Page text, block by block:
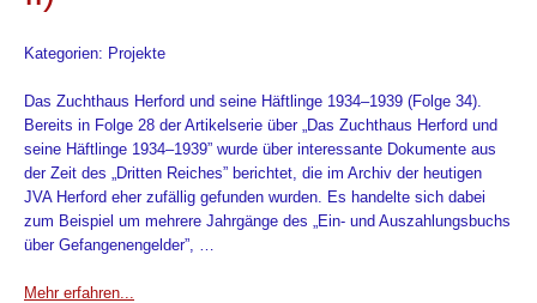
Kategorien: Projekte
Das Zuchthaus Herford und seine Häftlinge 1934–1939 (Folge 34).
Bereits in Folge 28 der Artikelserie über „Das Zuchthaus Herford und
seine Häftlinge 1934–1939” wurde über interessante Dokumente aus
der Zeit des „Dritten Reiches” berichtet, die im Archiv der heutigen
JVA Herford eher zufällig gefunden wurden. Es handelte sich dabei
zum Beispiel um mehrere Jahrgänge des „Ein- und Auszahlungsbuchs
über Gefangenengelder”, …
Mehr erfahren...